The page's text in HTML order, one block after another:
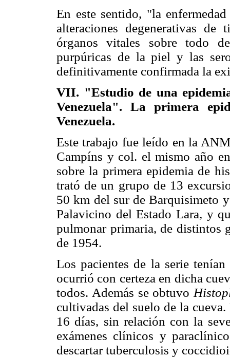
En este sentido, "la
alteraciones degenerativas
órganos vitales sobre todo
purpúricas de la piel y las
definitivamente confirmada la
VII. "Estudio de una
Venezuela". La primera
Venezuela.
Este trabajo fue leído en la
Campíns y col. el mismo año
sobre la primera epidemia de
trató de un grupo de 13
50 km del sur de Barquisimeto
Palavicino del Estado Lara, y
pulmonar primaria, de distintos
de 1954.
Los pacientes de la serie
ocurrió con certeza en dicha
todos. Además se obtuvo
cultivadas del suelo de la
16 días, sin relación con la
exámenes clínicos y
descartar tuberculosis y